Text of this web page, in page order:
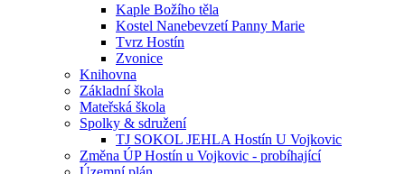
Kaple Božího těla
Kostel Nanebevzetí Panny Marie
Tvrz Hostín
Zvonice
Knihovna
Základní škola
Mateřská škola
Spolky & sdružení
TJ SOKOL JEHLA Hostín U Vojkovic
Změna ÚP Hostín u Vojkovic - probíhající